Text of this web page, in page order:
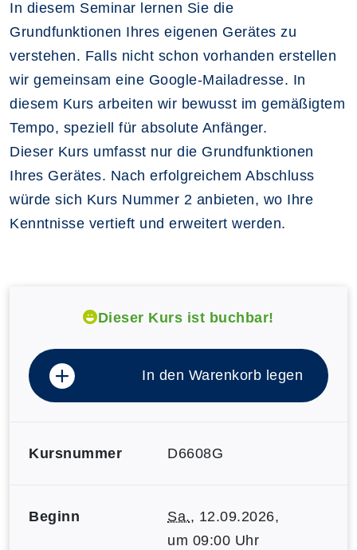
In diesem Seminar lernen Sie die
Grundfunktionen Ihres eigenen Gerätes zu
verstehen. Falls nicht schon vorhanden erstellen
wir gemeinsam eine Google-Mailadresse. In
diesem Kurs arbeiten wir bewusst im gemäßigtem
Tempo, speziell für absolute Anfänger.
Dieser Kurs umfasst nur die Grundfunktionen
Ihres Gerätes. Nach erfolgreichem Abschluss
würde sich Kurs Nummer 2 anbieten, wo Ihre
Kenntnisse vertieft und erweitert werden.
Dieser Kurs ist buchbar!
In den Warenkorb legen
Kursnummer D6608G
Beginn Sa., 12.09.2026,
um 09:00 Uhr